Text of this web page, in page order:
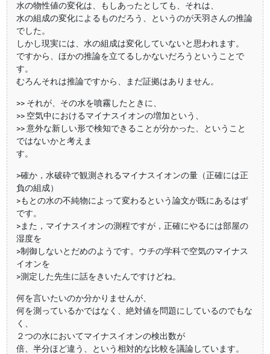
水の物性値の変化は、もしあったとしても、それは、
水の組成の変化によるものだろう、というのが天羽さんの推論
でした。
しかし現実には、水の組成は変化していないと思われます。
ですから、ほかの推論を立てるしかないだろうということで
す。
むろんそれは推論ですから、まだ証拠はありません。
>> それが、その水を噴霧したときに、
>> 空気中におけるマイナスイオンの増加という、
>> 意外な新しい形で検知できることが分かった、ということ
ではないかと考えま
す。
>確か，水破砕で観測されるマイナスイオンの量（正確には正
負の組成）
>もとの水の不純物によって変わるという論文が既にあるはず
です。
>また，マイナスイオンの測程ですが，正確にやるには部屋の
湿度を
>制御しないとだめのようです。ウチの学科で空気のマイナス
イオンを
>測定した先生に話をきいたんですけどね。
何を言いたいのか分かりませんが、
何を測っているかではなく、絶対値を問題にしているのでもな
く、
２つの水においてマイナスイオンの検出数が
倍、半分ほど違う、という相対的な比較を議論しています。